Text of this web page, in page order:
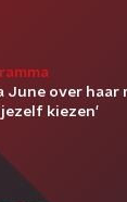
June over haar
kiezen'